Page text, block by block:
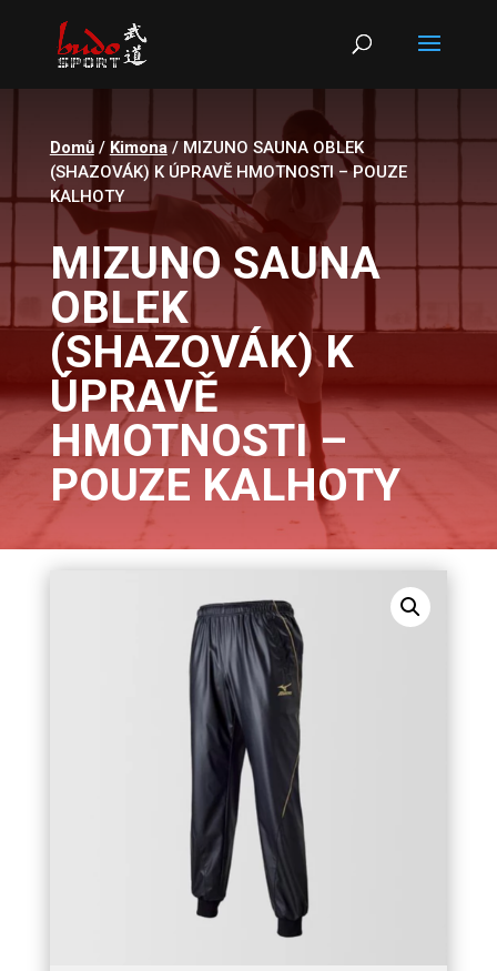
Products
search
Domů/ Kimona/ MIZUNO SAUNA OBLEK
(SHAZOVÁK) K ÚPRAVĚ HMOTNOSTI – POUZE
KALHOTY
MIZUNO SAUNA
OBLEK
(SHAZOVÁK) K
ÚPRAVĚ
HMOTNOSTI –
POUZE KALHOTY